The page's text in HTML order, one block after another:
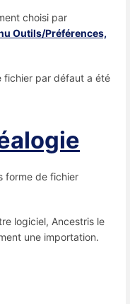
choisi par
Outils/Préférences,
fichier par défaut a été
forme de fichier
logiciel, Ancestris le
une importation.